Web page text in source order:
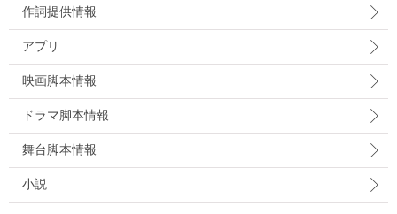
作詞提供情報
アプリ
映画脚本情報
ドラマ脚本情報
舞台脚本情報
小説